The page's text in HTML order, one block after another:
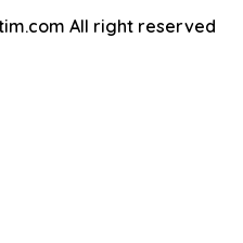
All right reserved